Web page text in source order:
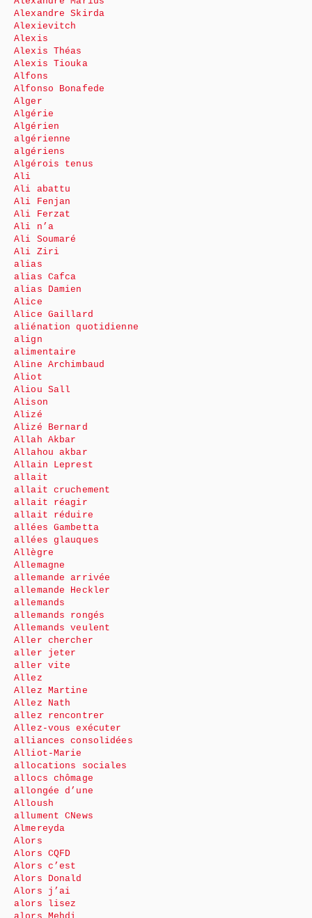
Alexandre Skirda
Alexievitch
Alexis
Alexis Théas
Alexis Tiouka
Alfons
Alfonso Bonafede
Alger
Algérie
Algérien
algérienne
algériens
Algérois tenus
Ali
Ali abattu
Ali Fenjan
Ali Ferzat
Ali n’a
Ali Soumaré
Ali Ziri
alias
alias Cafca
alias Damien
Alice
Alice Gaillard
aliénation quotidienne
align
alimentaire
Aline Archimbaud
Aliot
Aliou Sall
Alison
Alizé
Alizé Bernard
Allah Akbar
Allahou akbar
Allain Leprest
allait
allait cruchement
allait réagir
allait réduire
allées Gambetta
allées glauques
Allègre
Allemagne
allemande arrivée
allemande Heckler
allemands
allemands rongés
Allemands veulent
Aller chercher
aller jeter
aller vite
Allez
Allez Martine
Allez Nath
allez rencontrer
Allez-vous exécuter
alliances consolidées
Alliot-Marie
allocations sociales
allocs chômage
allongée d’une
Alloush
allument CNews
Almereyda
Alors
Alors CQFD
Alors c’est
Alors Donald
Alors j’ai
alors lisez